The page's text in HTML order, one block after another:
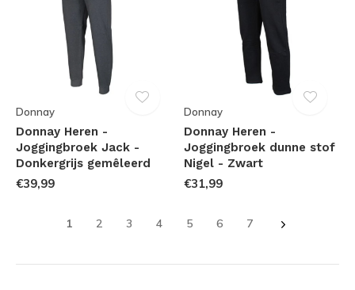
Donnay
Donnay Heren -
Joggingbroek Jack -
Donkergrijs gemêleerd
€39,99
Donnay
Donnay Heren -
Joggingbroek dunne stof
Nigel - Zwart
€31,99
1 2 3 4 5 6 7